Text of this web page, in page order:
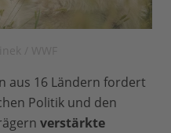
aus 16 Ländern fordert
Politik und den
verstärkte